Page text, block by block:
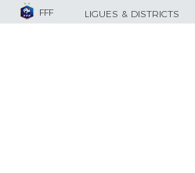
FFF LIGUES & DISTRICTS